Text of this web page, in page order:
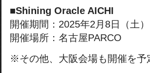
■Shining Oracle AICHI
開催期間：2025年2月8日（土
開催場所：名古屋PARCO
※その他、大阪会場も開催を予